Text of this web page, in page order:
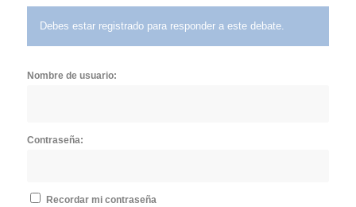
Debes estar registrado para responder a este debate.
Nombre de usuario:
Contraseña:
Recordar mi contraseña